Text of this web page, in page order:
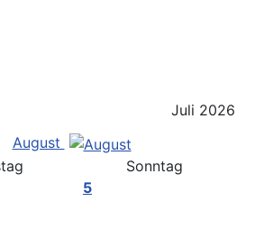
Juli 2026
August
Sonntag
5